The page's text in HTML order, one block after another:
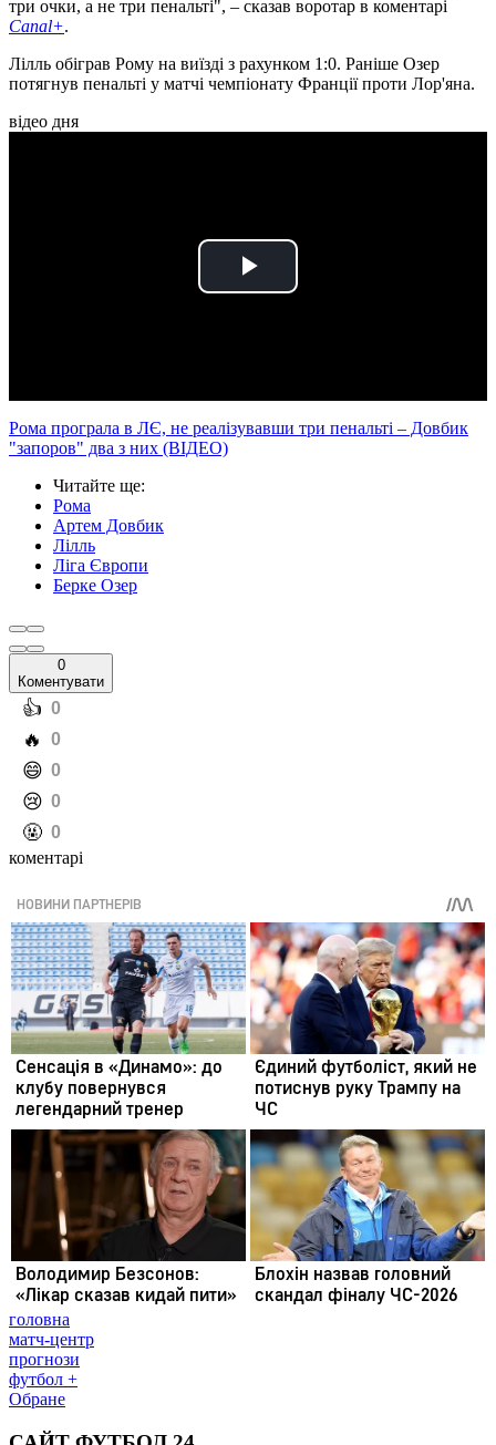
три очки, а не три пенальті", – сказав воротар в коментарі
Canal+.
Лілль обіграв Рому на виїзді з рахунком 1:0. Раніше Озер
потягнув пенальті у матчі чемпіонату Франції проти Лор'яна.
відео дня
Play
Рома програла в ЛЄ, не реалізувавши три пенальті – Довбик
"запоров" два з них (ВІДЕО)
Читайте ще:
Рома
Артем Довбик
Лілль
Ліга Європи
Берке Озер
0
Коментувати
️👍 0
️🔥 0
️😄 0
️😢 0
️🤬 0
коментарі
головна
матч-центр
прогнози
футбол +
Обране